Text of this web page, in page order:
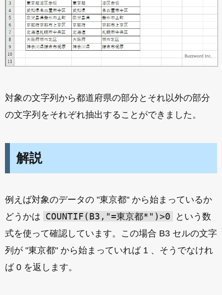
対象の文字列から都道府県の部分とそれ以外の部分
の文字列をそれぞれ抽出することができました。
解説
例えば対象のデータの "東京都" から始まっているか
どうかは COUNTIF(B3,"=東京都*")>0
という数
式を使って確認しています。この場合 B3 セルの文字
列が "東京都" から始まっていれば 1 、そうでなけれ
ば 0 を返します。